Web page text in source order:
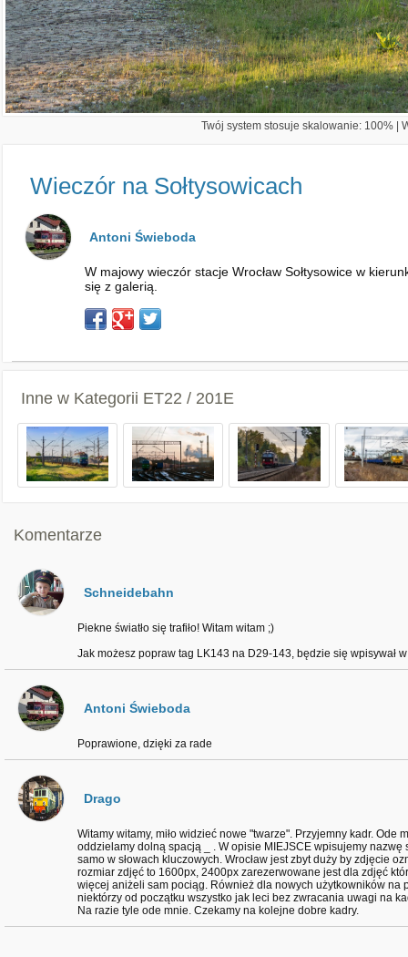
Twój system stosuje skalowanie: 100% |
Wieczór na Sołtysowicach
Antoni Świeboda
W majowy wieczór stacje Wrocław Sołtysowice w
się z galerią.
Inne w Kategorii ET22 / 201E
Komentarze
Schneidebahn
Piekne światło się trafiło! Witam witam ;)
Jak możesz popraw tag LK143 na D29-143, będzie się wpisywał
Antoni Świeboda
Poprawione, dzięki za rade
Drago
Witamy witamy, miło widzieć nowe "twarze". Przyjemny kadr. Ode
oddzielamy dolną spacją _ . W opisie MIEJSCE wpisujemy nazwę
samo w słowach kluczowych. Wrocław jest zbyt duży by zdjęcie
rozmiar zdjęć to 1600px, 2400px zarezerwowane jest dla zdjęć
więcej aniżeli sam pociąg. Również dla nowych użytkowników na
niektórzy od początku wszystko jak leci bez zwracania uwagi na
Na razie tyle ode mnie. Czekamy na kolejne dobre kadry.